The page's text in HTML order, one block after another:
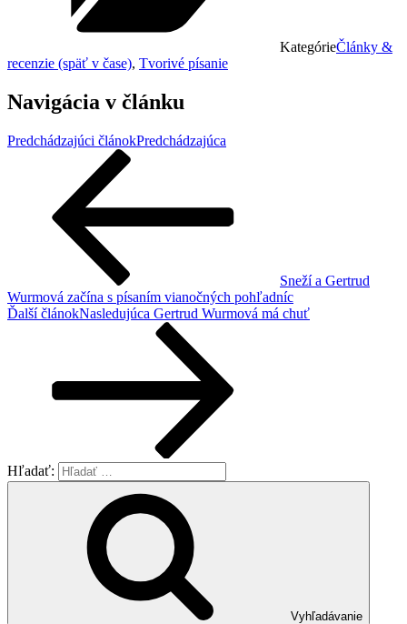
KategórieČlánky &
recenzie (späť v čase), Tvorivé písanie
Navigácia v článku
Predchádzajúci článokPredchádzajúca
Sneží a Gertrud
Wurmová začína s písaním vianočných pohľadníc
Ďalší článokNasledujúca Gertrud Wurmová má chuť
Hľadať:
Vyhľadávanie